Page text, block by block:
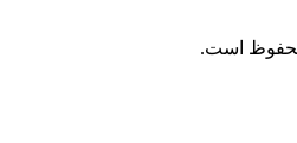
است.